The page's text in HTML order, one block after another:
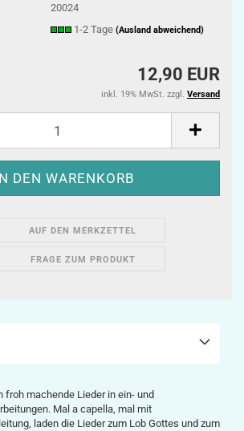
20024
1-2 Tage (Ausland abweichend)
12,90 EUR
inkl. 19% MwSt. zzgl. Versand
AUF DEN MERKZETTEL
FRAGE ZUM PRODUKT
froh machende Lieder in ein- und
Mal a capella, mal mit
laden die Lieder zum Lob Gottes und zum